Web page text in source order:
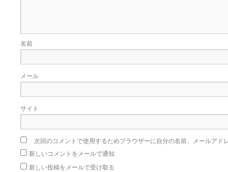
名前
メール
サイト
次回のコメントで使用するためブラウザーに自分の名前、メールアド
新しいコメントをメールで通知
新しい投稿をメールで受け取る